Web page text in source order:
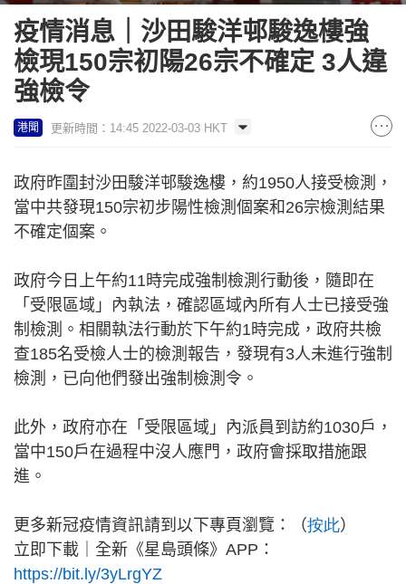
疫情消息｜沙田駿洋邨駿逸樓強
檢現150宗初陽26宗不確定 3人違
強檢令
港聞 更新時間：14:45 2022-03-03 HKT
政府昨圍封沙田駿洋邨駿逸樓，約1950人接受檢測，
當中共發現150宗初步陽性檢測個案和 26宗檢測結果
不確定個案。
政府今日上午約11時完成強制檢測行動後，隨即在
「受限區域」內執法，確認區域內所有人士已接受強
制檢測。相關執法行動於下午約1時完成，政府共檢
查185名受檢人士的檢測報告，發現有3人未進行強制
檢測，已向他們發出強制檢測令。
此外，政府亦在「受限區域」內派員到訪約1030戶，
當中150戶在過程中沒人應門，政府會採取措施跟
進。
更多新冠疫情資訊請到以下專頁瀏覽：（按此）
立即下載｜全新《星島頭條》 APP ：
https://bit.ly/3yLrgYZ